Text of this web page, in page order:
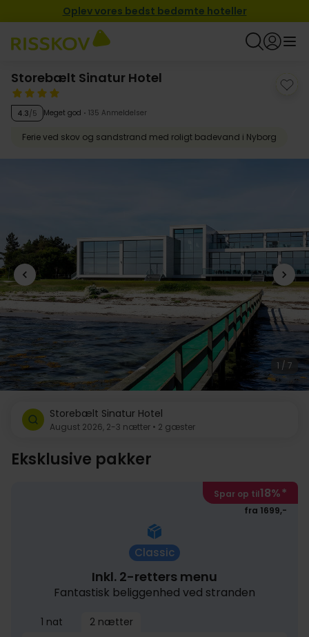
Oplev vores bedst bedømte hoteller
Storebælt Sinatur Hotel
4.3/5 Meget god 135 Anmeldelser
Ferie ved skov og sandstrand med roligt badevand i Nyborg
1 / 7
Storebælt Sinatur Hotel
August 2026, 2-3 nætter • 2 gæster
Eksklusive pakker
Spar op til18%*
fra 1699,-
Classic
Inkl. 2-retters menu
Fantastisk beliggenhed ved stranden
1 nat 2 nætter